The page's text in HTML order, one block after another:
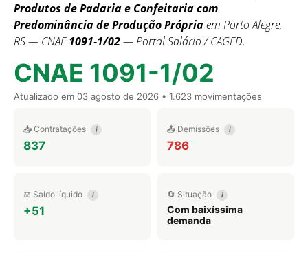
Produtos de Padaria e Confeitaria com
Predominância de Produção Própriaem Porto Alegre,
RS — CNAE1091-1/02— Portal Salário / CAGED.
CNAE 1091-1/02
Atualizado em 03 agosto de 2026 • 1.623 movimentações
📥 Contratações i
837
📤 Demissões i
786
⚖️ Saldo líquido i
+51
🔄 Situação i
Com baixíssima
demanda